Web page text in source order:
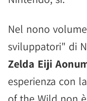
Nel nono
sviluppatori" di
Zelda Eiji
esperienza con